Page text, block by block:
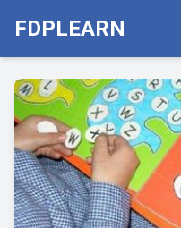
FDPLEARN